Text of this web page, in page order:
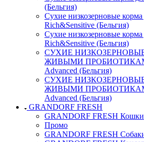
(Бельгия)
Сухие низкозерновые
Rich&Sensitive (Бельгия)
Сухие низкозерновые корма
Rich&Sensitive (Бельгия)
СУХИЕ
ЖИВЫМИ
Advanced (Бельгия)
СУХИЕ
ЖИВЫМИ
Advanced (Бельгия)
GRANDORF FRESH
GRANDORF FRESH Кошки
Промо
GRANDORF FRESH